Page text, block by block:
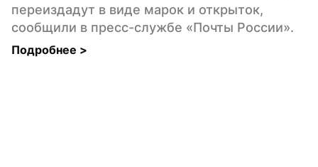
переиздадут в виде марок и открыток,
сообщили в пресс-службе «Почты России».
Подробнее >